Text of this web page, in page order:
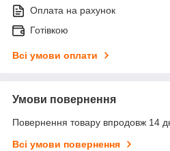
Оплата на рахунок
Готівкою
Всі умови оплати
Умови повернення
Повернення товару впродовж 14
Всі умови повернення